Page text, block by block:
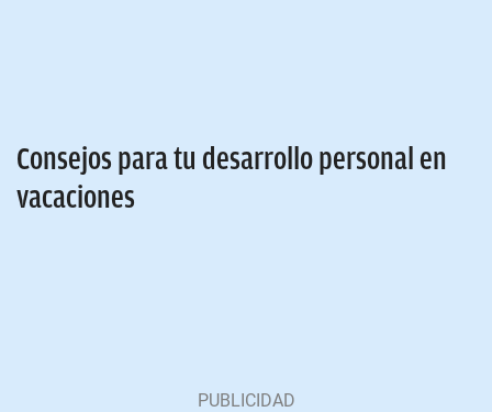
Consejos para tu desarrollo personal en
vacaciones